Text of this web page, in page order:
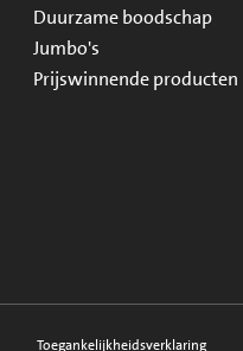
Duurzame boodschap
Jumbo's
Prijswinnende producten
Toegankelijkheidsverklaring